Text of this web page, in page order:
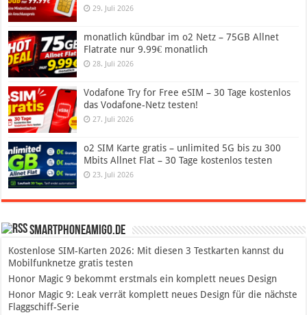
29. Juli 2026
monatlich kündbar im o2 Netz – 75GB Allnet
Flatrate nur 9.99€ monatlich
28. Juli 2026
Vodafone Try for Free eSIM – 30 Tage kostenlos
das Vodafone-Netz testen!
27. Juli 2026
o2 SIM Karte gratis – unlimited 5G bis zu 300
Mbits Allnet Flat – 30 Tage kostenlos testen
23. Juli 2026
SmartphoneAmigo.de
Kostenlose SIM-Karten 2026: Mit diesen 3 Testkarten kannst du
Mobilfunknetze gratis testen
Honor Magic 9 bekommt erstmals ein komplett neues Design
Honor Magic 9: Leak verrät komplett neues Design für die nächste
Flaggschiff-Serie